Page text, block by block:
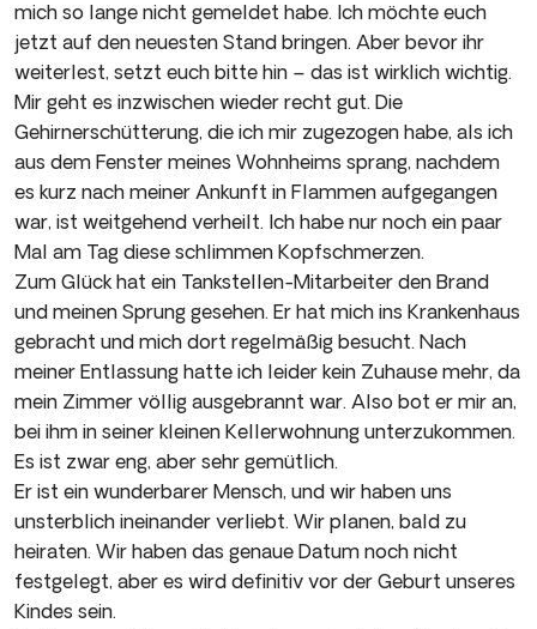
mich so lange nicht gemeldet habe. Ich möchte euch
jetzt auf den neuesten Stand bringen. Aber bevor ihr
weiterlest, setzt euch bitte hin – das ist wirklich wichtig.
Mir geht es inzwischen wieder recht gut. Die
Gehirnerschütterung, die ich mir zugezogen habe, als ich
aus dem Fenster meines Wohnheims sprang, nachdem
es kurz nach meiner Ankunft in Flammen aufgegangen
war, ist weitgehend verheilt. Ich habe nur noch ein paar
Mal am Tag diese schlimmen Kopfschmerzen.
Zum Glück hat ein Tankstellen-Mitarbeiter den Brand
und meinen Sprung gesehen. Er hat mich ins Krankenhaus
gebracht und mich dort regelmäßig besucht. Nach
meiner Entlassung hatte ich leider kein Zuhause mehr, da
mein Zimmer völlig ausgebrannt war. Also bot er mir an,
bei ihm in seiner kleinen Kellerwohnung unterzukommen.
Es ist zwar eng, aber sehr gemütlich.
Er ist ein wunderbarer Mensch, und wir haben uns
unsterblich ineinander verliebt. Wir planen, bald zu
heiraten. Wir haben das genaue Datum noch nicht
festgelegt, aber es wird definitiv vor der Geburt unseres
Kindes sein.